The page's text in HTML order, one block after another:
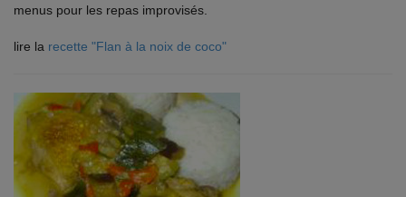
menus pour les repas improvisés.
lire la recette "Flan à la noix de coco"